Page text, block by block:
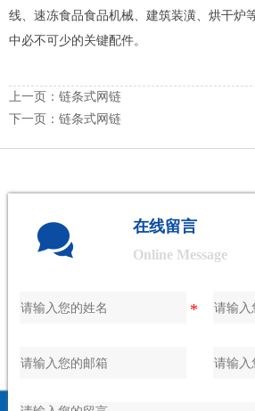
线、速冻食品食品机械、建筑装潢、烘干炉
中必不可少的关键配件。
上一页： 链条式网链
下一页： 链条式网链
 在线留言
Online Message